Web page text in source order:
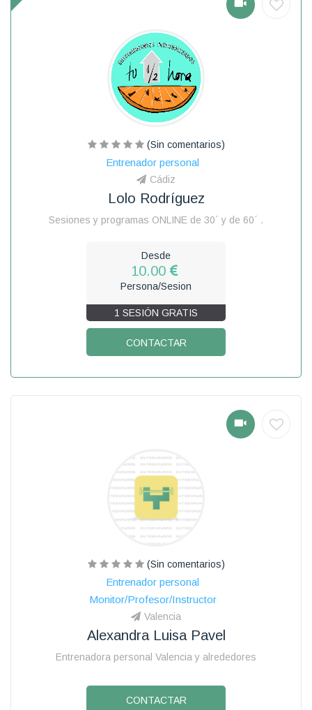
(Sin comentarios)
Entrenador personal
Cádiz
Lolo Rodríguez
Sesiones y programas ONLINE de 30´ y de 60´ .
Desde
10.00
Persona/Sesion
1 SESIÓN GRATIS
CONTACTAR
(Sin comentarios)
Entrenador personal
Monitor/Profesor/Instructor
Valencia
Alexandra Luisa Pavel
Entrenadora personal Valencia y alrededores
CONTACTAR